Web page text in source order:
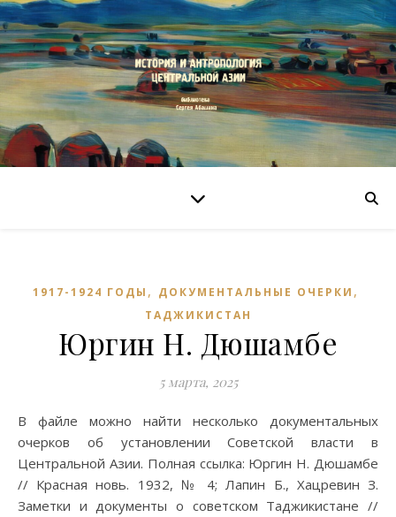
1917-1924 ГОДЫ , ДОКУМЕНТАЛЬНЫЕ ОЧЕРКИ ,
ТАДЖИКИСТАН
Юргин Н. Дюшамбе
5 марта, 2025
В файле можно найти несколько документальных
очерков об установлении Советской власти в
Центральной Азии. Полная ссылка: Юргин Н. Дюшамбе
// Красная новь. 1932, № 4; Лапин Б., Хацревин З.
Заметки и документы о советском Таджикистане //